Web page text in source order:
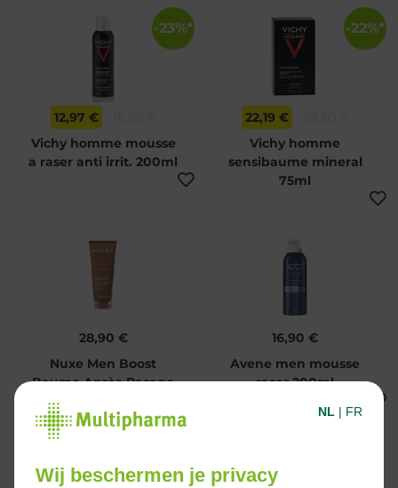
-23%*
12,97 €
Vichy homme mousse
a raser anti irrit. 200ml
-22%*
22,19 €
Vichy homme
sensibaume mineral
75ml
28,90 €
Nuxe Men Boost
Baume Après-Rasage
16,90 €
Avene men mousse
raser 200ml
NL | FR
Wij beschermen je privacy